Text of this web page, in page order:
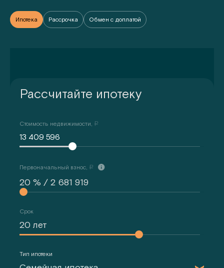
Ипотека Рассрочка Обмен с доплатой
Рассчитайте ипотеку
Стоимость недвижимости, a
13 409 596
Первоначальный взнос, a
Срок
Тип ипотеки